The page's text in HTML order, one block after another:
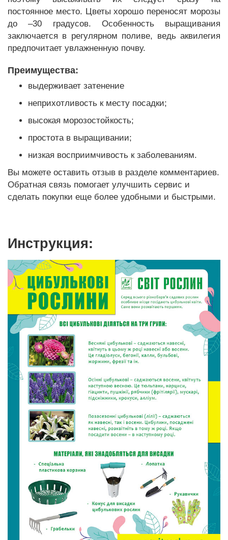
постоянное место. Цветы хорошо переносят морозы
до –30 градусов. Особенность выращивания
заключается в регулярном поливе, ведь аквилегия
предпочитает увлажненную почву.
Преимущества:
выдерживает затенение
неприхотливость к месту посадки;
высокая морозостойкость;
простота в выращивании;
низкая восприимчивость к заболеваниям.
Вы можете оставить отзыв в разделе комментариев.
Обратная связь помогает улучшить сервис и
сделать покупки еще более удобными и быстрыми.
Инструкция: